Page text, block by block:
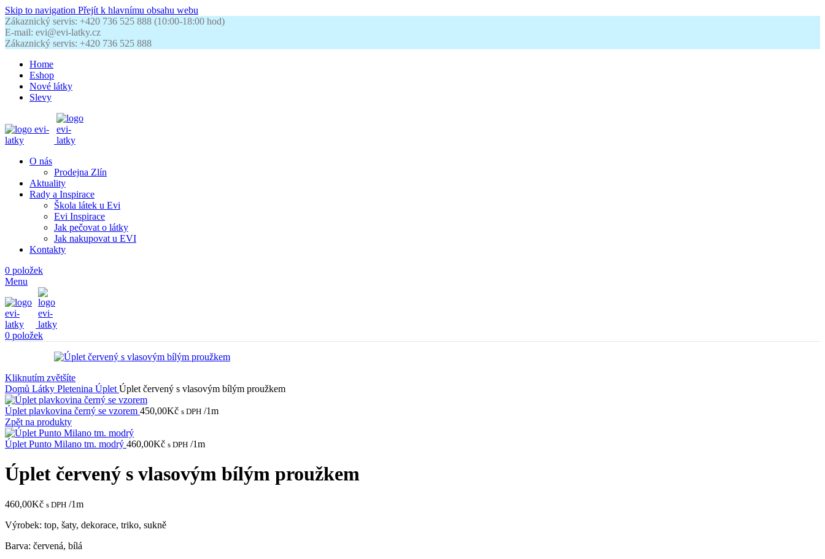
Skip to navigation Přejít k hlavnímu obsahu webu
Zákaznický servis: +420 736 525 888 (10:00-18:00 hod)
E-mail: evi@evi-latky.cz
Zákaznický servis: +420 736 525 888
Home
Eshop
Nové látky
Slevy
O nás
Prodejna Zlín
Aktuality
Rady a Inspirace
Škola látek u Evi
Evi Inspirace
Jak pečovat o látky
Jak nakupovat u EVI
Kontakty
0 položek
Menu
0 položek
Kliknutím zvětšíte
Domů Látky Pletenina Úplet Úplet červený s vlasovým bílým proužkem
Úplet plavkovina černý se vzorem 450,00Kč s DPH /1m
Zpět na produkty
Úplet Punto Milano tm. modrý 460,00Kč s DPH /1m
Úplet červený s vlasovým bílým proužkem
460,00Kč s DPH /1m
Výrobek: top, šaty, dekorace, triko, sukně
Barva: červená, bílá